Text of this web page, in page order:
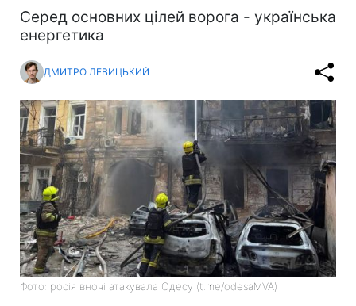
Серед основних цілей ворога - українська
енергетика
ДМИТРО ЛЕВИЦЬКИЙ
Фото: росія вночі атакувала Одесу (t.me/odesaMVA)